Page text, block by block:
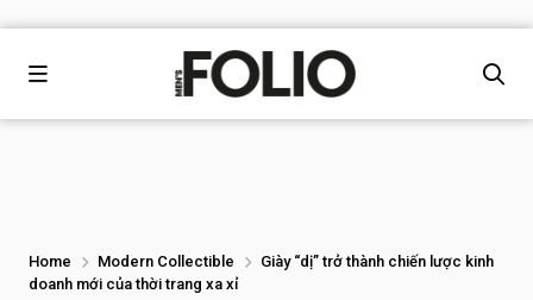
Home Modern Collectible
Giày “dị” trở thành chiến lược kinh
doanh mới của thời trang xa xỉ